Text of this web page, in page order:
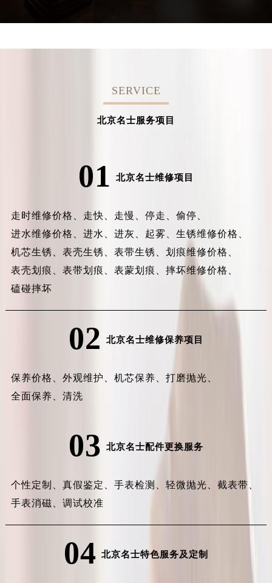
SERVICE
北京名士服务项目
01 北京名士维修项目
走时维修价格、 走快、 走慢、 停走、 偷停、
进水维修价格、 进水、 进灰、 起雾、 生锈维修价格、
机芯生锈、 表壳生锈、 表带生锈、 划痕维修价格、
表壳划痕、 表带划痕、 表蒙划痕、 摔坏维修价格、
磕碰摔坏
02 北京名士维修保养项目
保养价格、 外观维护、 机芯保养、 打磨抛光、
全面保养、 清洗
03 北京名士配件更换服务
个性定制、 真假鉴定、 手表检测、 轻微抛光、 截表带、
手表消磁、 调试校准
04 北京名士特色服务及定制